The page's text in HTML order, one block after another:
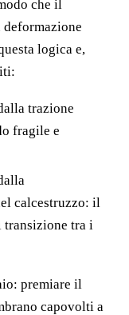
che il
logica e,
trazione
fragile e
calcestruzzo: il
transizione tra i
premiare il
capovolti a